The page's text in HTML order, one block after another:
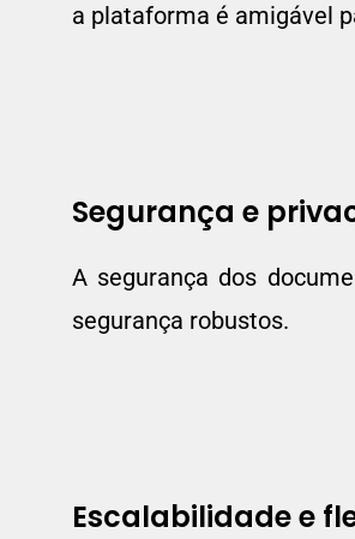
a plataforma é amigável
Segurança e
A segurança dos
segurança robustos.
Escalabilidade e